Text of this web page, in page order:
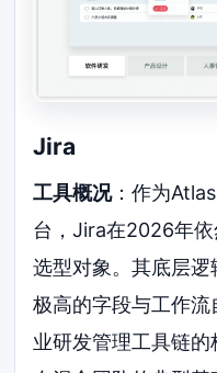
Jira
工具概况：作为
台，Jira在2026年
选型对象。其底层
极高的字段与工作
业研发管理工具链